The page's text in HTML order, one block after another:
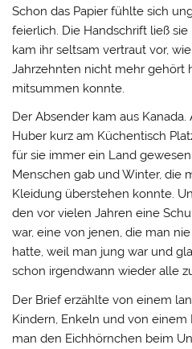
Schon das Papier fühlte sich
feierlich. Die Handschrift ließ
kam ihr seltsam vertraut vor,
Jahrzehnten nicht mehr gehört
mitsummen konnte.
Der Absender kam aus
Huber kurz am Küchentisch
für sie immer ein Land
Menschen gab und Winter, die
Kleidung überstehen konnte.
den vor vielen Jahren eine
war, eine von jenen, die man
hatte, weil man jung war und
schon irgendwann wieder alle
Der Brief erzählte von einem
Kindern, Enkeln und von einem
man den Eichhörnchen beim